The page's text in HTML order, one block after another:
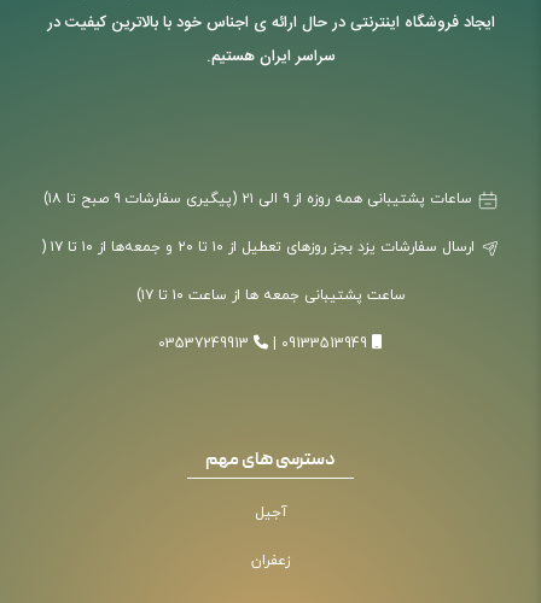
ایجاد فروشگاه اینترنتی در حال ارائه ی اجناس خود با بالاترین کیفیت در
سراسر ایران هستیم.
ارسال سفارشات یزد بجز روزهای تعطیل از ۱۰ تا ۲۰ و جمعه‌ها از ۱۰ تا ۱۷ (
ساعت پشتیبانی جمعه ها از ساعت ۱۰ تا ۱۷)
09133513949
03537249913
دسترسی های مهم
آجیل
زعفران